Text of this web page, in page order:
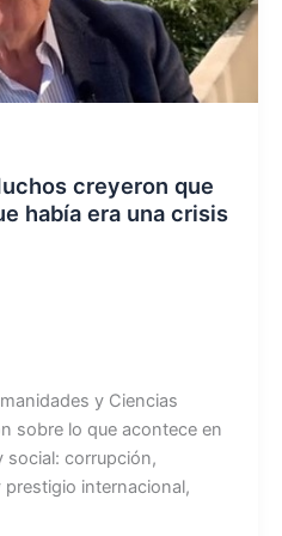
creyeron que
había era una crisis
y Ciencias
sobre lo que acontece en
social: corrupción,
internacional,